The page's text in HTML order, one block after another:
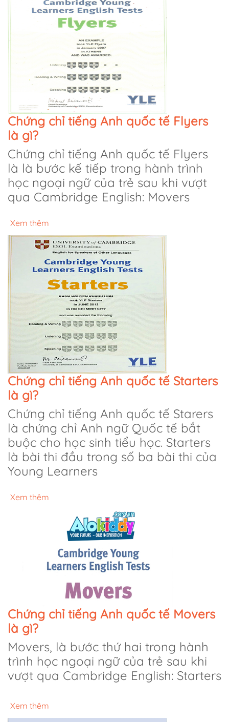
Chứng chỉ tiếng Anh quốc tế Flyers
là gì?
Chứng chỉ tiếng Anh quốc tế Flyers
là là bước kế tiếp trong hành trình
học ngoại ngữ của trẻ sau khi vượt
qua Cambridge English: Movers
Xem thêm
Chứng chỉ tiếng Anh quốc tế Starters
là gì?
Chứng chỉ tiếng Anh quốc tế Starers
là chứng chỉ Anh ngữ Quốc tế bắt
buộc cho học sinh tiểu học. Starters
là bài thi đầu trong số ba bài thi của
Young Learners
Xem thêm
Chứng chỉ tiếng Anh quốc tế Movers
là gì?
Movers, là bước thứ hai trong hành
trình học ngoại ngữ của trẻ sau khi
vượt qua Cambridge English: Starters
Xem thêm